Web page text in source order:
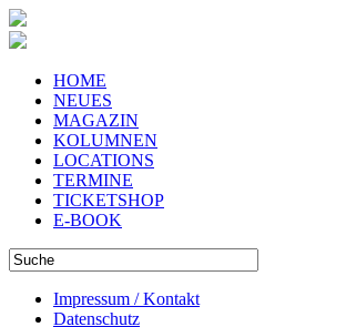
HOME
NEUES
MAGAZIN
KOLUMNEN
LOCATIONS
TERMINE
TICKETSHOP
E-BOOK
Impressum / Kontakt
Datenschutz